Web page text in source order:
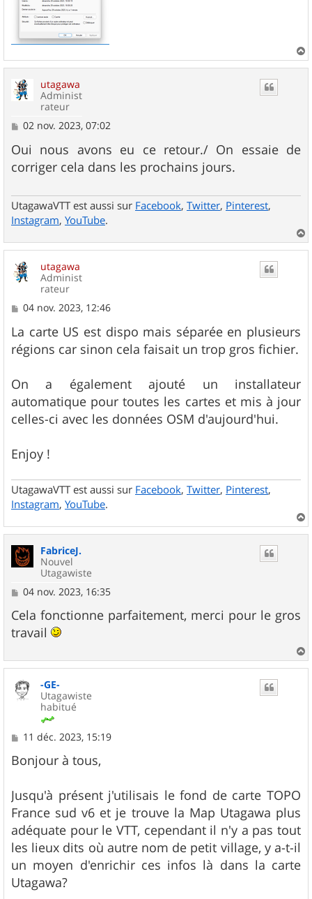
a
utagawa
Administ
rateur
M
s
s
a
02 nov. 2023, 07:02
Oui nous avons eu ce retour./ On essaie de
corriger cela dans les prochains jours.
UtagawaVTT est aussi sur Facebook, Twitter, Pinterest,
Instagram, YouTube.
a
utagawa
Administ
rateur
M
s
s
a
04 nov. 2023, 12:46
La carte US est dispo mais séparée en plusieurs
régions car sinon cela faisait un trop gros fichier.
On a également ajouté un installateur
automatique pour toutes les cartes et mis à jour
celles-ci avec les données OSM d'aujourd'hui.
Enjoy !
UtagawaVTT est aussi sur Facebook, Twitter, Pinterest,
Instagram, YouTube.
a
FabriceJ.
Nouvel
Utagawiste
M
s
s
a
e
04 nov. 2023, 16:35
Cela fonctionne parfaitement, merci pour le gros
travail
a
-GE-
Utagawiste
habitué
M
s
s
g
e
11 déc. 2023, 15:19
Bonjour à tous,
Jusqu'à présent j'utilisais le fond de carte TOPO
France sud v6 et je trouve la Map Utagawa plus
adéquate pour le VTT, cependant il n'y a pas tout
les lieux dits où autre nom de petit village, y a-t-il
un moyen d'enrichir ces infos là dans la carte
Utagawa?